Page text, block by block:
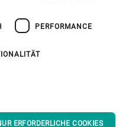
OBEN
PERFORMANCE
ERFORDERLICHE COOKIES